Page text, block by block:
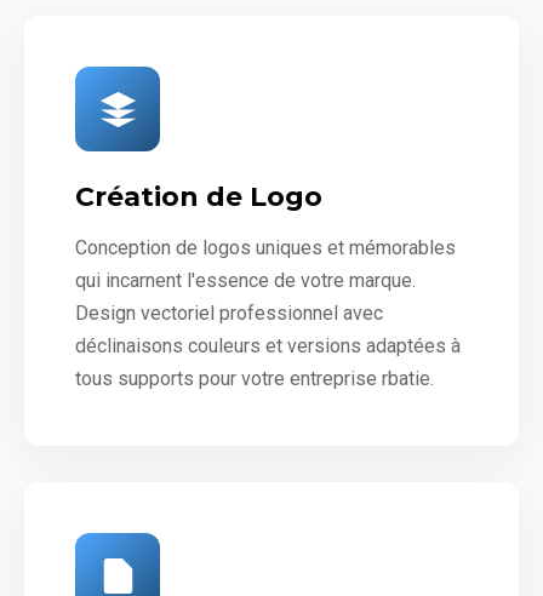
Création de Logo
Conception de logos uniques et mémorables
qui incarnent l'essence de votre marque.
Design vectoriel professionnel avec
déclinaisons couleurs et versions adaptées à
tous supports pour votre entreprise rbatie.